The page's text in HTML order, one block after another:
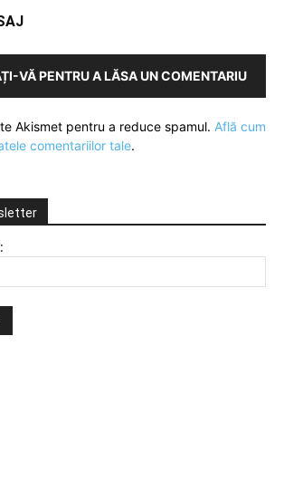
VĂ PENTRU A LĂSA UN COMENTARIU
Akismet pentru a reduce spamul. Află cum
comentariilor tale.